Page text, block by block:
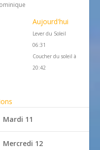
Aujourd'hui
Lever du Soleil
06:31
Coucher du soleil à
20:42
Mardi 11
Mercredi 12